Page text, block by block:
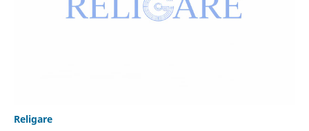
Religare